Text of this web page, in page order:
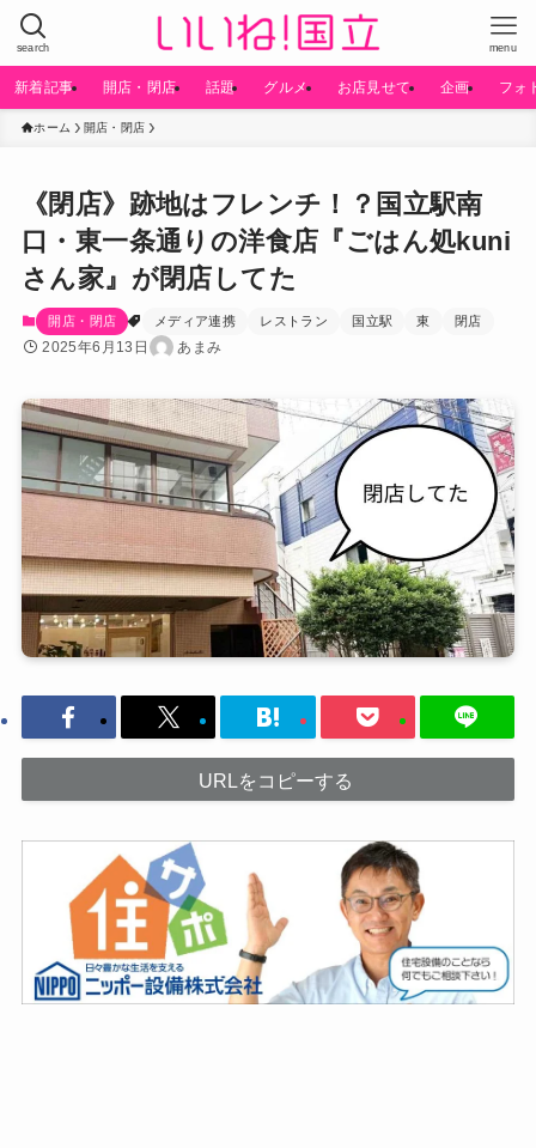
search menu
新着記事 開店・閉店 話題 グルメ お店見せて 企画 フォ
ホーム 開店・閉店
《閉店》跡地はフレンチ！？国立駅南
口・東一条通りの洋食店『ごはん処kuni
さん家』が閉店してた
開店・閉店 メディア連携 レストラン 国立駅 東 閉店
2025年6月13日 あまみ
URLをコピーする